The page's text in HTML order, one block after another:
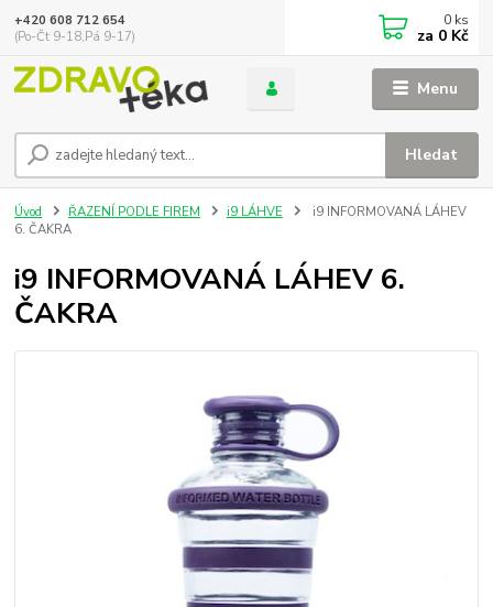
Menu
Hledat
+420 608 712 654
(Po-Čt 9-18,Pá 9-17)
0 ks
za 0 Kč
Úvod ŘAZENÍ PODLE FIREM i9 LÁHVE
i9 INFORMOVANÁ LÁHEV
6. ČAKRA
i9 INFORMOVANÁ LÁHEV 6.
ČAKRA